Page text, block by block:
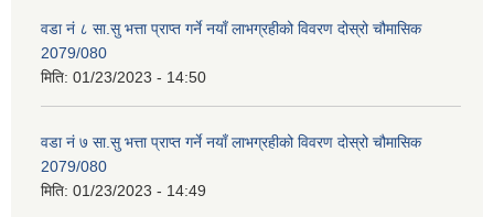
वडा नं ८ सा.सु भत्ता प्राप्त गर्ने नयाँ लाभग्रहीको विवरण दोस्रो चौमासिक
2079/080
मिति: 01/23/2023 - 14:50
वडा नं ७ सा.सु भत्ता प्राप्त गर्ने नयाँ लाभग्रहीको विवरण दोस्रो चौमासिक
2079/080
मिति: 01/23/2023 - 14:49